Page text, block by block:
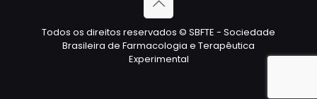
Todos os direitos reservados © SBFTE - Sociedade
Brasileira de Farmacologia e Terapêutica
Experimental